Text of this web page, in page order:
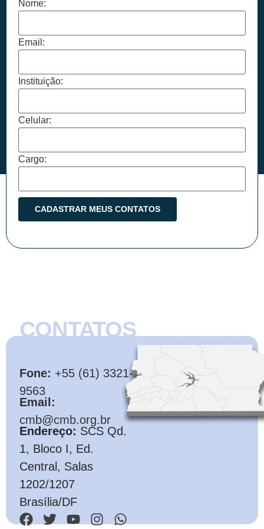
Nome:
Email:
Instituição:
Celular:
Cargo:
CONTATOS
Fone: +55 (61) 3321-
9563
Email:
cmb@cmb.org.br
Endereço: SCS Qd.
1, Bloco I, Ed.
Central, Salas
1202/1207
Brasília/DF